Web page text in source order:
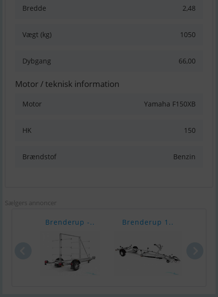
Bredde 2,48
Vægt (kg) 1050
Dybgang 66,00
Motor / teknisk information
Motor Yamaha F150XB
HK 150
Brændstof Benzin
Sælgers annoncer
Brenderup -.. Brenderup 1..